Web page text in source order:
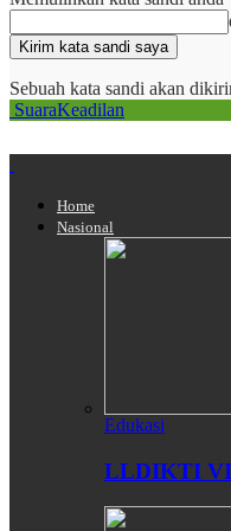
Sebuah kata sandi akan
SuaraKeadilan
Home
Nasional
Edukasi
LLDIKTI VI